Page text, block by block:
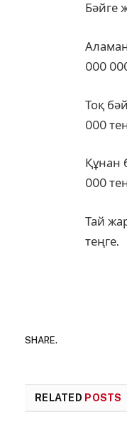
Бәйге
000
Тоқ
000
Құнан
000
Тай
теңге.
SHARE.
RELATED POSTS